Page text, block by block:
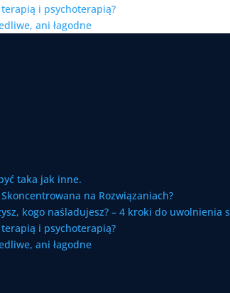
i psychoterapią?
ani łagodne
taka jak inne.
na Rozwiązaniach?
kogo naśladujesz? – 4 kroki do uwolnienia
i psychoterapią?
ani łagodne